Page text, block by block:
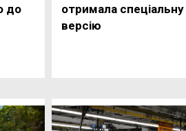
до
отримала спеціальну
версію